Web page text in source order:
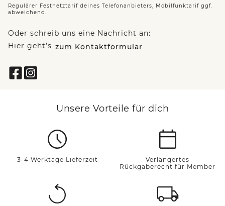
Regulärer Festnetztarif deines Telefonanbieters, Mobilfunktarif ggf.
abweichend.
Oder schreib uns eine Nachricht an:
Hier geht’s zum Kontaktformular
Unsere Vorteile für dich
3-4 Werktage Lieferzeit
Verlängertes
Rückgaberecht für Member